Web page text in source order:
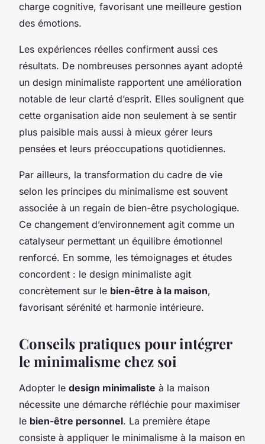
charge cognitive, favorisant une meilleure gestion
des émotions.
Les expériences réelles confirment aussi ces
résultats. De nombreuses personnes ayant adopté
un design minimaliste rapportent une amélioration
notable de leur clarté d’esprit. Elles soulignent que
cette organisation aide non seulement à se sentir
plus paisible mais aussi à mieux gérer leurs
pensées et leurs préoccupations quotidiennes.
Par ailleurs, la transformation du cadre de vie
selon les principes du minimalisme est souvent
associée à un regain de bien-être psychologique.
Ce changement d’environnement agit comme un
catalyseur permettant un équilibre émotionnel
renforcé. En somme, les témoignages et études
concordent : le design minimaliste agit
concrètement sur le bien-être à la maison,
favorisant sérénité et harmonie intérieure.
Conseils pratiques pour intégrer
le minimalisme chez soi
Adopter le design minimaliste à la maison
nécessite une démarche réfléchie pour maximiser
le bien-être personnel. La première étape
consiste à appliquer le minimalisme à la maison en